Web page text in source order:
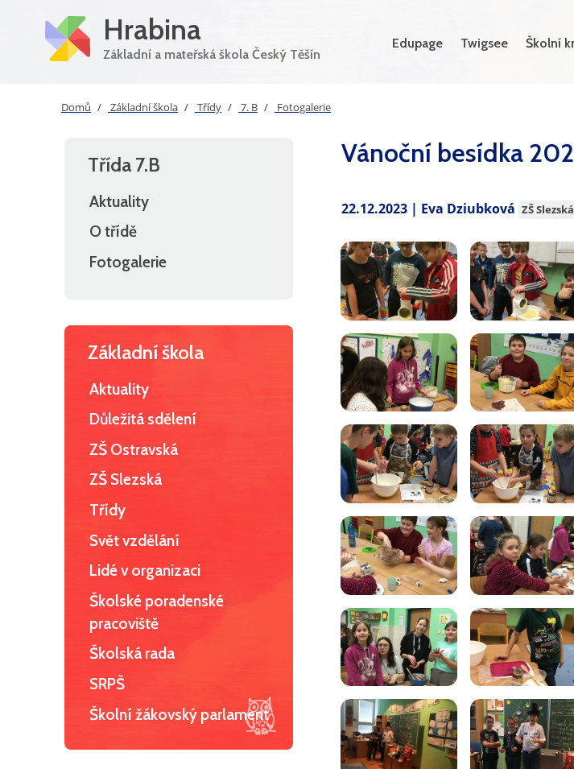
Hrabina
Základní a mateřská škola Český Těšín
Edupage Twigsee Školní
Domů Základní škola Třídy 7. B Fotogalerie
Třída 7.B
Aktuality
O třídě
Fotogalerie
Základní škola
Aktuality
Důležitá sdělení
ZŠ Ostravská
ZŠ Slezská
Třídy
Svět vzdělání
Lidé v organizaci
Školské poradenské
pracoviště
Školská rada
SRPŠ
Školní žákovský parlament
Vánoční besídka
22.12.2023 | Eva Dziubková ZŠ Slezská